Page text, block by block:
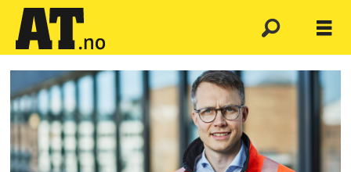
Emne:
veidekke
sirkulær